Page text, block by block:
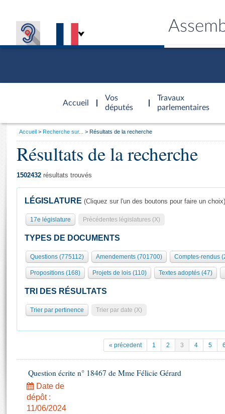
Accueil
d'accueil
Vos
députés
Travaux
parlementaires
Présidence
577 députés
Groupes politiques
Séance publique
Commissions et autres organes
Europe et International
Pétitions
Projets de loi
Propositions de loi
Amendements
Textes adoptés
Général
Rôle et pouvoirs de l'Assemblée
Organisation de l'Assemblée
Présidence Conférence des Présidents Bureau Collège des
Statistiques et chiffres clés
Documents de référence
( Constitution | Règlement de l'Assemblée ... )
Histoire
Juniors
Visiter l'Assemblée
Visite virtuelle du palais Bourbon
Assister à une séance
Contacts et plan d'accès
Photos libres de droit
Vous
Accueil Recherche sur... Résultats de la recherche
Résultats de la recherche
1502432 résultats trouvés
LÉGISLATURE (Cliquez sur l'un des boutons pour faire un choix)
17e législature Précédentes législatures (X)
TYPES DE DOCUMENTS
Questions (775112) Amendements (701700) Comptes-rendus
Propositions (168) Projets de lois (110) Textes adoptés (47)
TRI DES RÉSULTATS
Trier par pertinence Trier par date (X)
« précedent 1 2 3 4 5
Question écrite n° 18467 de Mme Félicie Gérard
Date de
dépôt :
11/06/2024